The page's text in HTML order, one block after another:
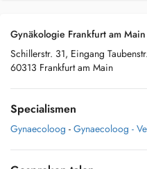
Gynäkologie Frankfurt am Main
Schillerstr. 31, Eingang
60313 Frankfurt am Main
Specialismen
Gynaecoloog - Gynaecoloog -